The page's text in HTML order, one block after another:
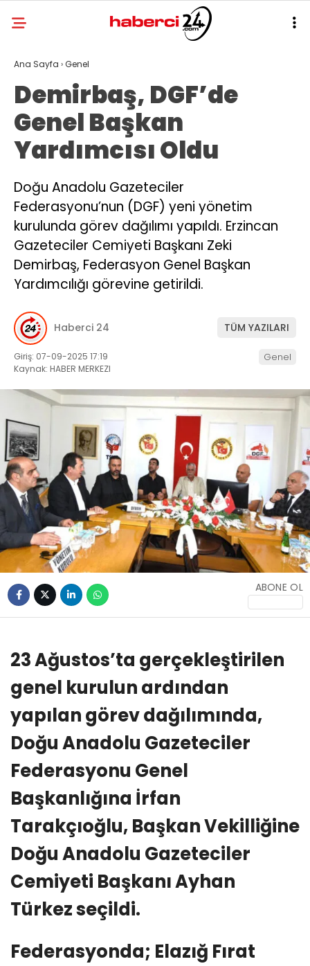
Ana Sayfa ›Genel
Demirbaş, DGF’de
Genel Başkan
Yardımcısı Oldu
Doğu Anadolu Gazeteciler
Federasyonu’nun (DGF) yeni yönetim
kurulunda görev dağılımı yapıldı. Erzincan
Gazeteciler Cemiyeti Başkanı Zeki
Demirbaş, Federasyon Genel Başkan
Yardımcılığı görevine getirildi.
Haberci 24 TÜM YAZILARI
Giriş: 07-09-2025 17:19
Kaynak: HABER MERKEZI
Genel
ABONE OL
23 Ağustos’ta gerçekleştirilen
genel kurulun ardından
yapılan görev dağılımında,
Doğu Anadolu Gazeteciler
Federasyonu Genel
Başkanlığına İrfan
Tarakçıoğlu, Başkan Vekilliğine
Doğu Anadolu Gazeteciler
Cemiyeti Başkanı Ayhan
Türkez seçildi.
Federasyonda; Elazığ Fırat